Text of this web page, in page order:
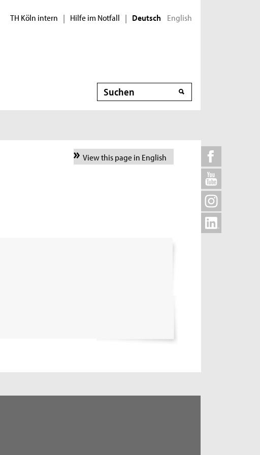
TH Köln intern | Hilfe im Notfall | Deutsch English
Suche
View this page in English